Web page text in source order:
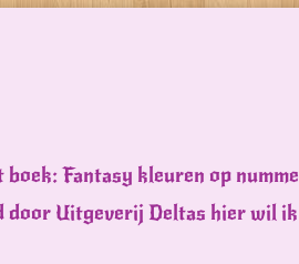
Fantasy kleuren op
door Uitgeverij Deltas hier wil